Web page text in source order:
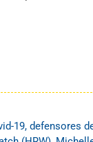
19, defensores